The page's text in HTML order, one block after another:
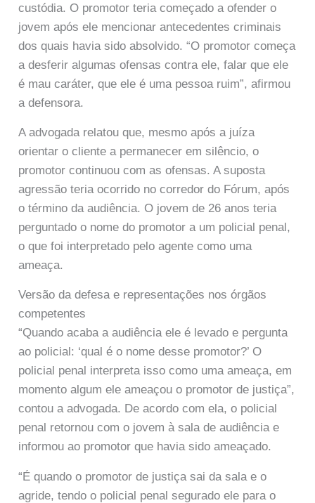
custódia. O promotor teria começado a ofender o
jovem após ele mencionar antecedentes criminais
dos quais havia sido absolvido. “O promotor começa
a desferir algumas ofensas contra ele, falar que ele
é mau caráter, que ele é uma pessoa ruim”, afirmou
a defensora.
A advogada relatou que, mesmo após a juíza
orientar o cliente a permanecer em silêncio, o
promotor continuou com as ofensas. A suposta
agressão teria ocorrido no corredor do Fórum, após
o término da audiência. O jovem de 26 anos teria
perguntado o nome do promotor a um policial penal,
o que foi interpretado pelo agente como uma
ameaça.
Versão da defesa e representações nos órgãos
competentes
“Quando acaba a audiência ele é levado e pergunta
ao policial: ‘qual é o nome desse promotor?’ O
policial penal interpreta isso como uma ameaça, em
momento algum ele ameaçou o promotor de justiça”,
contou a advogada. De acordo com ela, o policial
penal retornou com o jovem à sala de audiência e
informou ao promotor que havia sido ameaçado.
“É quando o promotor de justiça sai da sala e o
agride, tendo o policial penal segurado ele para o